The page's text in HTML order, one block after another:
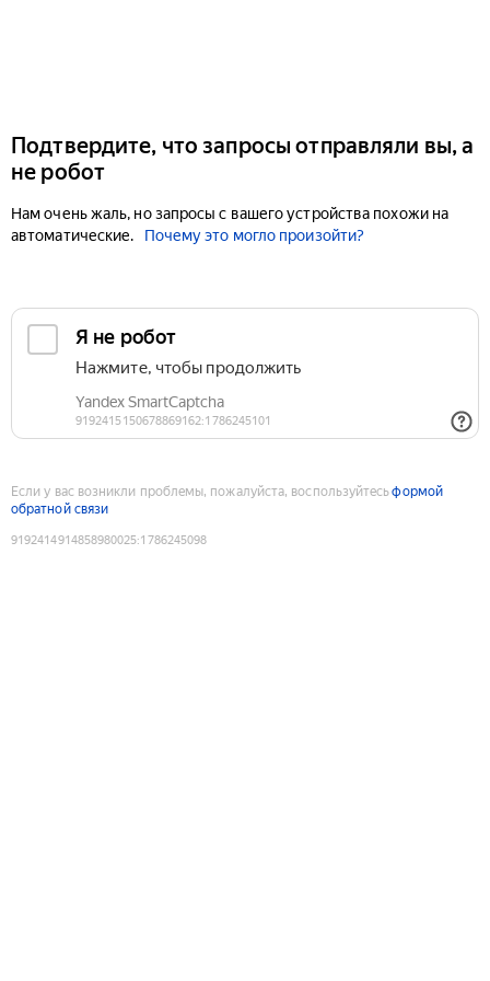
Подтвердите, что запросы отправляли вы, а
не робот
Нам очень жаль, но запросы с вашего устройства похожи на
автоматические.
Почему это могло произойти?
Если у вас возникли проблемы, пожалуйста, воспользуйтесьформой
обратной связи
9192414914858980025:1786245098